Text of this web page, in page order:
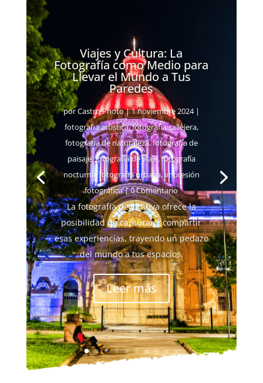
Viajes y Cultura: La
Fotografía como Medio para
Llevar el Mundo a Tus
Paredes
porCastro Photo|1 noviembre 2024|
fotografia artistica,fotografia callejera,
fotografia de naturaleza,fotografia de
paisaje,fotografia de viaje,fotografía
nocturna,fotografia urbana,impresión
fotográfica| 0 Comentario
La fotografía decorativa ofrece la
posibilidad de capturar y compartir
esas experiencias, trayendo un pedazo
del mundo a tus espacios.
Leer más